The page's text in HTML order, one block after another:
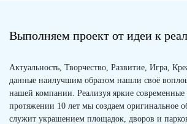
Выполняем проект от идеи к
Актуальность, Творчество, Развитие, Игра,
данные наилучшим образом нашли своё
нашей компании. Реализуя яркие
протяжении 10 лет мы создаем оригинальное
служит украшением площадок, дворов и